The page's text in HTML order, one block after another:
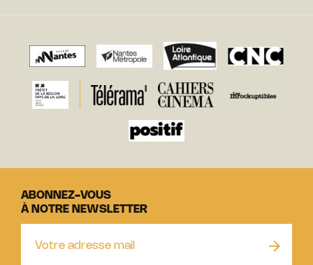
ABONNEZ-VOUS
À NOTRE NEWSLETTER